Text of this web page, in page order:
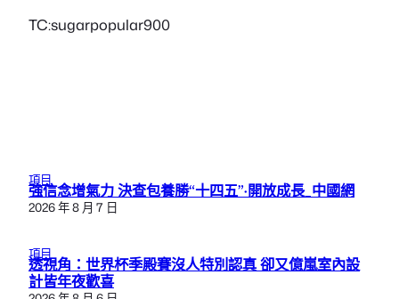
TC:sugarpopular900
項目
強信念增氣力 決查包養勝“十四五”·開放成長_中國網
2026 年 8 月 7 日
項目
透視角：世界杯季殿賽沒人特別認真 卻又億嵐室內設
計皆年夜歡喜